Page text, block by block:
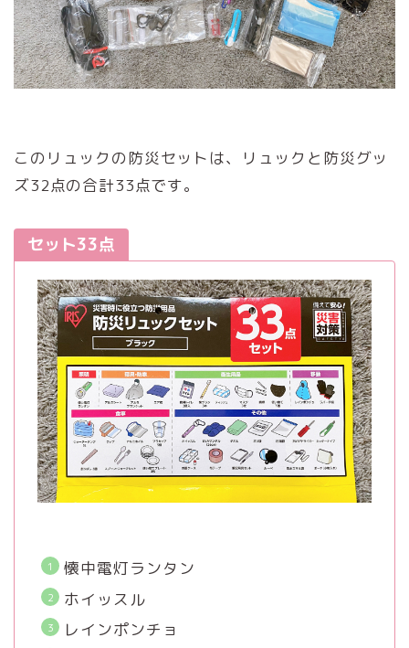
このリュックの防災セットは、リュックと防災グッ
ズ32点の合計33点です。
セット33点
懐中電灯ランタン
ホイッスル
レインポンチョ